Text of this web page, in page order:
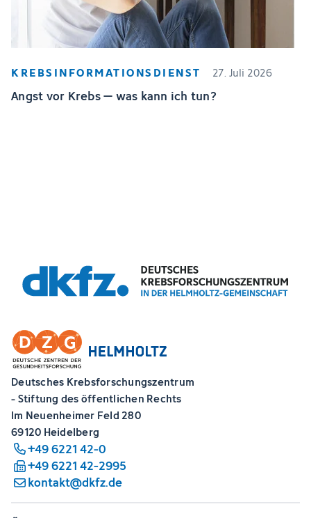
KREBSINFORMATIONSDIENST 27. Juli 2026
Angst vor Krebs – was kann ich tun?
Deutsches Krebsforschungszentrum
- Stiftung des öffentlichen Rechts
Im Neuenheimer Feld 280
69120 Heidelberg
+49 6221 42-0
+49 6221 42-2995
kontakt@dkfz.de